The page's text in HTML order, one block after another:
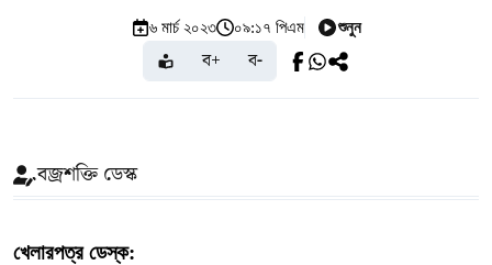
৬ মার্চ ২০২৩ ০৯:১৭ পিএম শুনুন
ব+ ব-
বজ্রশক্তি ডেস্ক
খেলারপত্র ডেস্ক: